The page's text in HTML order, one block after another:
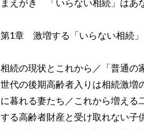
まえがき 「いらない相続」はあ
第1章 激増する「いらない相続」
相続の現状とこれから／「普通の
世代の後期高齢者入りは相続激増
に暮れる妻たち／これから増える
する高齢者財産と受け取れない子